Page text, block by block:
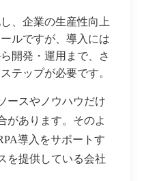
、企業の生産性向上
ルですが、導入には
ら開発・運用まで、さ
テップが必要です。
ースやノウハウだけ
があります。そのよ
導入をサポートす
を提供している会社